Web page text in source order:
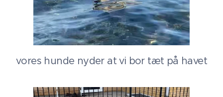
vores hunde nyder at vi bor tæt på havet